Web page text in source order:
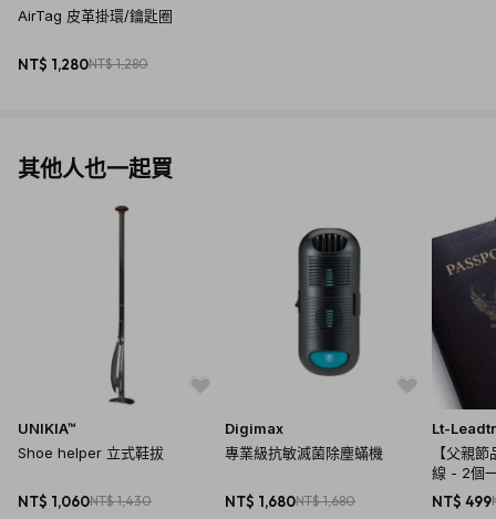
AirTag 皮革掛環/鑰匙圈
NT$ 1,280NT$ 1,280
其他人也一起買
UNIKIA™
Shoe helper 立式鞋拔
NT$ 1,060NT$ 1,430
Digimax
專業級抗敏滅菌除塵蟎機
NT$ 1,680NT$ 1,680
Lt-
【父親
線 - 2個
NT$ 499